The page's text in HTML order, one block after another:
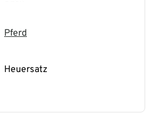
Pferd
Heuersatz